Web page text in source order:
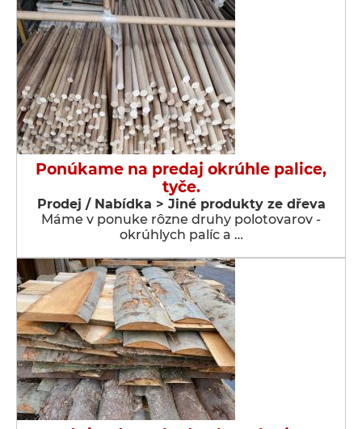
Ponúkame na predaj okrúhle palice,
tyče.
Prodej / Nabídka > Jiné produkty ze dřeva
Máme v ponuke rôzne druhy polotovarov -
okrúhlych palíc a …